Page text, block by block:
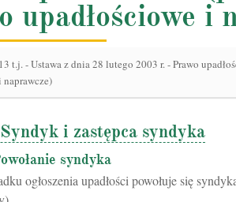
upadłościowe i
t.j.-Ustawa z dnia 28 lutego 2003 r. - Prawo
naprawcze)
i zastępca syndyka
syndyka
ogłoszenia upadłości powołuje się